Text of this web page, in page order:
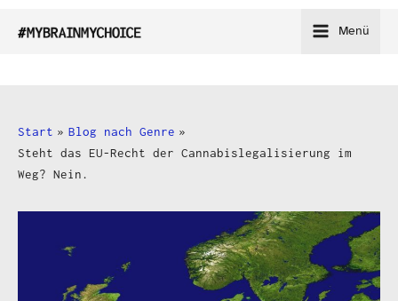
Inhalt
Menü
Start
Blog nach Genre
Steht das EU-Recht der Cannabislegalisierung im
Weg? Nein.